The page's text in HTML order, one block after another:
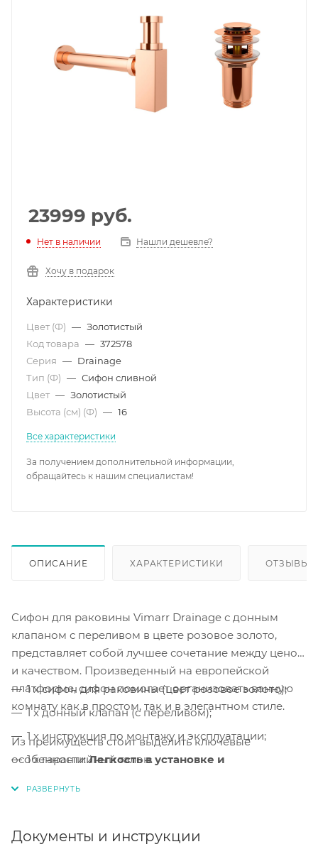
23999 руб.
Нет в наличии Нашли дешевле?
Хочу в подарок
Характеристики
Цвет (Ф) — Золотистый
Код товара — 372578
Серия — Drainage
Тип (Ф) — Сифон сливной
Цвет — Золотистый
Высота (см) (Ф) — 16
Все характеристики
За получением дополнительной информации,
обращайтесь к нашим специалистам!
ОПИСАНИЕ ХАРАКТЕРИСТИКИ ОТЗЫВЫ
Сифон для раковины Vimarr Drainage с донным
клапаном с переливом в цвете розовое золото,
представляет собой лучшее сочетание между ценой
и качеством. Произведенный на европейской
платформе, сифон помогает организовать ванную
комнату как в простом, так и в элегантном стиле.
Из преимуществ стоит выделить ключевые
особенности:Легкость в установке и
материалы.
Легкая сборка и монтаж. Сборка и монтаж
выполняется за несколько минут.
1 x сифон для раковины (цвет розовое золото);
1 x донный клапан (с переливом);
1 x инструкция по монтажу и эксплуатации;
1 x гарантийный талон.
Документы и инструкции